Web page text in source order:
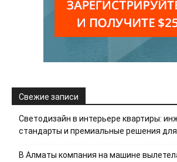
Свежие записи
Светодизайн в интерьере квартиры:
стандарты и премиальные решения
В Алматы компания на машине